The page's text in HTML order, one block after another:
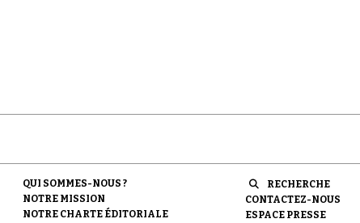
QUI SOMMES-NOUS ?
NOTRE MISSION
NOTRE CHARTE ÉDITORIALE
RECHERCHE
CONTACTEZ-NOUS
ESPACE PRESSE